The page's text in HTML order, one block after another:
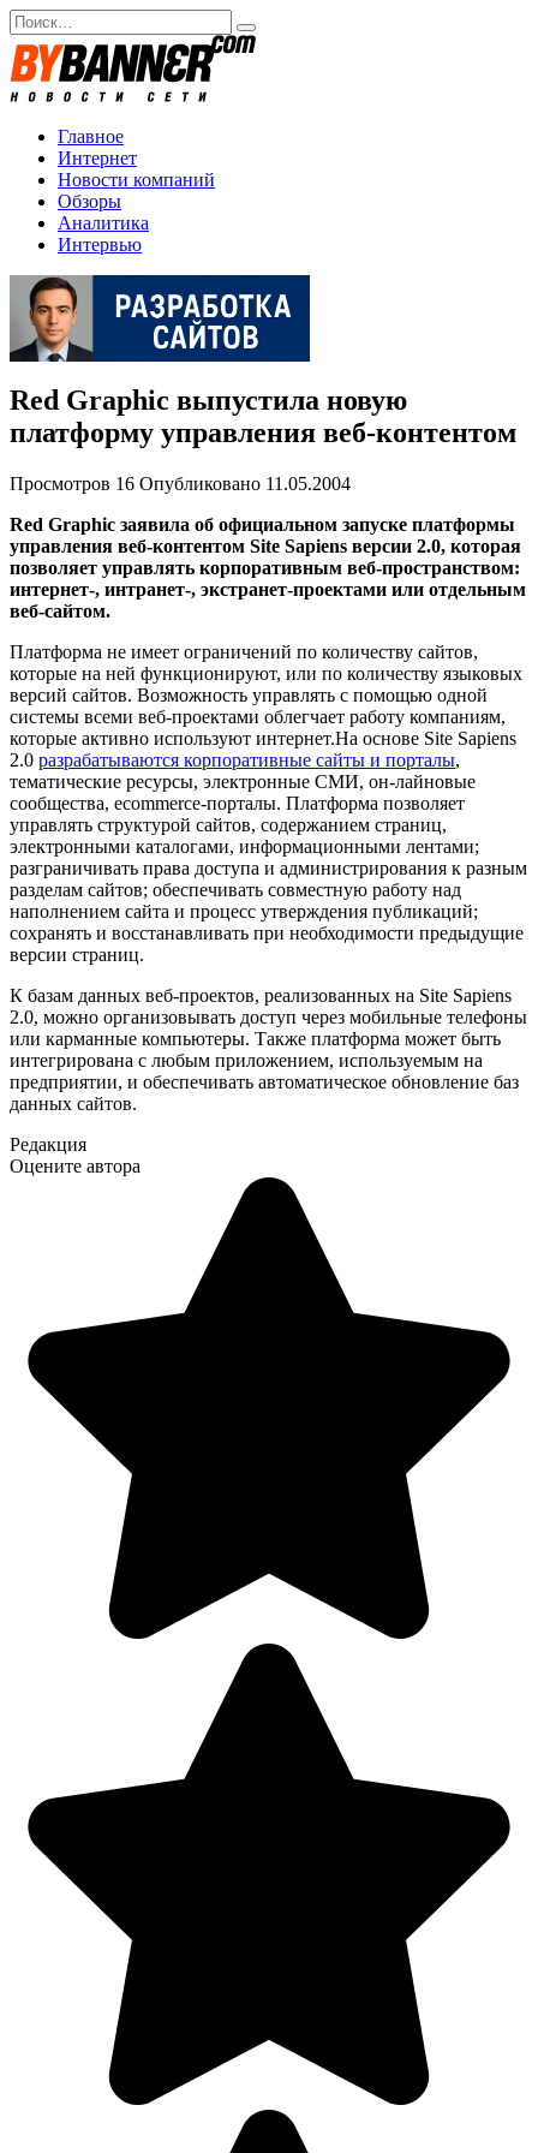
Перейти
к
содержанию
Search
for:
Главное
Интернет
Новости компаний
Обзоры
Аналитика
Интервью
Red Graphic выпустила новую
платформу управления веб-контентом
Просмотров 16 Опубликовано 11.05.2004
Red Graphic заявила об официальном запуске платформы
управления веб-контентом Site Sapiens версии 2.0, которая
позволяет управлять корпоративным веб-пространством:
интернет-, интранет-, экстранет-проектами или отдельным
веб-сайтом.
Платформа не имеет ограничений по количеству сайтов,
которые на ней функционируют, или по количеству языковых
версий сайтов. Возможность управлять с помощью одной
системы всеми веб-проектами облегчает работу компаниям,
которые активно используют интернет.На основе Site Sapiens
2.0 разрабатываются корпоративные сайты и порталы,
тематические ресурсы, электронные СМИ, он-лайновые
сообщества, еcommerce-порталы. Платформа позволяет
управлять структурой сайтов, содержанием страниц,
электронными каталогами, информационными лентами;
разграничивать права доступа и администрирования к разным
разделам сайтов; обеспечивать совместную работу над
наполнением сайта и процесс утверждения публикаций;
сохранять и восстанавливать при необходимости предыдущие
версии страниц.
К базам данных веб-проектов, реализованных на Site Sapiens
2.0, можно организовывать доступ через мобильные телефоны
или карманные компьютеры. Также платформа может быть
интегрирована с любым приложением, используемым на
предприятии, и обеспечивать автоматическое обновление баз
данных сайтов.
Редакция
Оцените автора